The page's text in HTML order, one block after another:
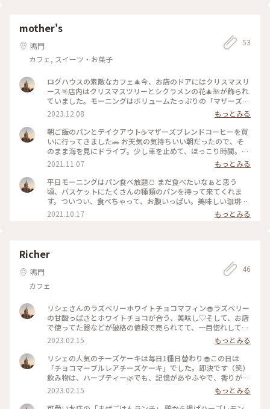
と良いことがある、あ！あった！そんな日でした☺️
2024.12.26 #くつろぎキッチンSUUCO #夜1組限定 #秘密基
mother's
鳴門
カフェ, スイーツ・お菓子
53
ログハウスの素敵なカフェ🎄今、お店のドアにはクリスマスリ
ース🪅店内はクリスマスツリーとシクラメンの花🎄🌺が飾られ
ていました。モーニングはボリュームたっぷりの「マザーズサ
ンドセット」を食べました。ハムと卵のサンドとサラダ🥗マザ
ーズブレンドはポットに入ってたっぷりカップに2杯分ついて
きます☕️ゆっくり、まったりしたい朝にはぴったりのセットで
す。次から次とお客さんが来る人気のお店です😊 #マザーズ
#マザーズサンド #カフェ #モーニング #わたしの街 #ク
2023.12.08
もっとみる
朝ご飯のパンとテイクアウト☕️マザーズブレンドコーヒーを買
いに行ってきました🚗 お天気の気持ちいい朝だったので、そ
のまま海を見にドライブ。少し車を止めて、ほっこり時間。大
鳴門大橋も見えて、景色も最高。あ〜〜気持ちいい〜✨帰って
から、自分に買った期間限定🌰粒マロンあんぱん〜満足♡ #私
のことりっぷ #秋日和 #カフェ #コーヒー #テイクアウ
ト #パン #海
2021.11.07
もっとみる
平日モーニングはパン食べ放題🍞 まだ食べたいなぁと思う
頃、バスケットにたくさんの種類のパンを持って来てくれま
す。ついつい、食べちゃって、お腹いっぱい。美味しい珈琲は
カップを2杯分☕️ゆっくり出来る素敵なカフェなんです😊 #私
のことりっぷ #珈琲 #カフェ #わたしの街 #モーニング
2021.10.17 もっとみる
Richer
鳴門
カフェ
46
リシェさんのラズベリーホワイトチョコマフィン🧁ラズベリー
の甘酸っぱさとホワイトチョコが合う、美味し♡そして、お店
で使ってた器などが破格の値段で売られてて、一目惚れして買
ったお皿、たったの100円🌿マフィンにぴったりの小さなお
皿。それからはお菓子、和菓子、何をのせても可愛く見える、
いい買い物しました♡ #Myことりっぷ #マフィン #リシェ #
カフェ #わたしの街
2023.02.15
もっとみる
リシェの人気のチーズケーキは毎日1種日替わり🧁この日は
「チョコマーブルレアチーズケーキ」でした。即決です（笑）
飲み物は、ハーブティー🌿でも、記憶があやふやで、香りがチ
ョコ？味がチョコ？美味しかったのと、こんなハーブティーが
あるんだ💡美味しい〜と思ったのしか覚えていません😅2月か
ら新体制になった、リシェさん🌿素敵で美味しいのは変化な
2023.02.15
もっとみる